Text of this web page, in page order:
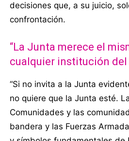
decisiones que, a su juicio,
confrontación.
“La Junta merece el
cualquier institución del
“Si no invita a la Junta
no quiere que la Junta esté.
Comunidades y las
bandera y las Fuerzas